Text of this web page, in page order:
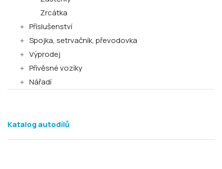
Zrcátka
Příslušenství
Spojka, setrvačník, převodovka
Výprodej
Přívěsné vozíky
Nářadí
Katalog autodílů